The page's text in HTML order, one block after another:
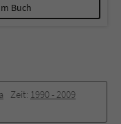
Buch
Zeit: 1990 -­ 2009